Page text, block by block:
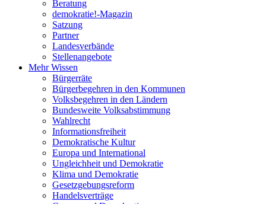
Beratung
demokratie!-Magazin
Satzung
Partner
Landesverbände
Stellenangebote
Mehr Wissen
Bürgerräte
Bürgerbegehren in den Kommunen
Volksbegehren in den Ländern
Bundesweite Volksabstimmung
Wahlrecht
Informationsfreiheit
Demokratische Kultur
Europa und International
Ungleichheit und Demokratie
Klima und Demokratie
Gesetzgebungsreform
Handelsverträge